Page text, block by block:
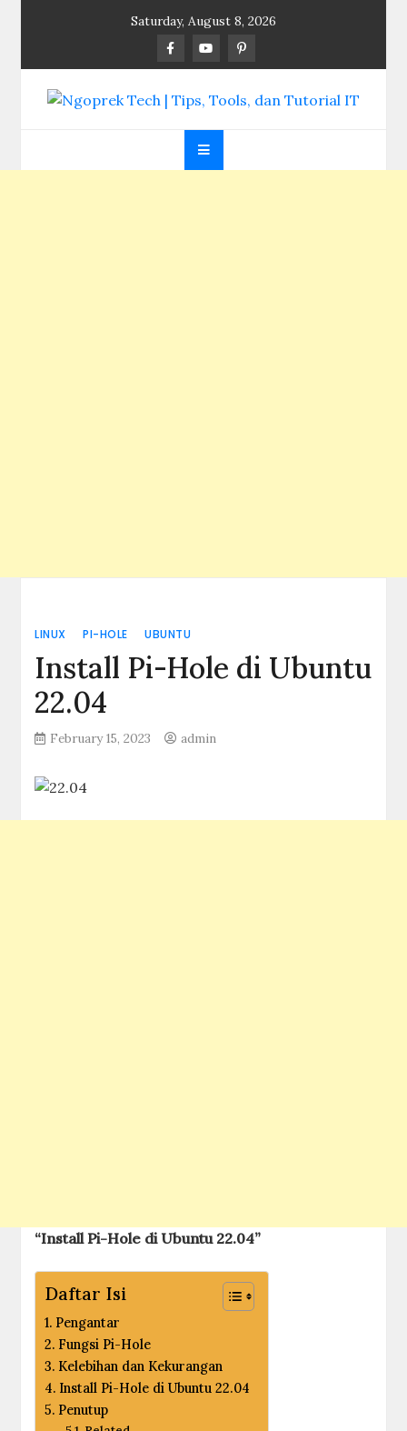
Saturday, August 8, 2026
Ngoprek Tech | Tips,
Tools, dan Tutorial
LINUX PI-HOLE UBUNTU
Install Pi-Hole di Ubuntu
22.04
February 15, 2023 admin
“Install Pi-Hole di Ubuntu 22.04”
Daftar Isi
Pengantar
Fungsi Pi-Hole
Kelebihan dan Kekurangan
Install Pi-Hole di Ubuntu 22.04
Penutup